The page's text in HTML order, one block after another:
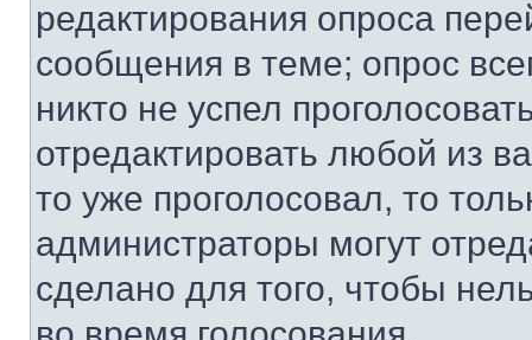
редактирования опроса
сообщения в теме; опрос
никто не успел
отредактировать любой из
то уже проголосовал, то
администраторы могут
сделано для того, чтобы